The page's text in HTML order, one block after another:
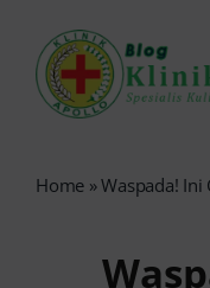
content
Home »Waspada! Ini